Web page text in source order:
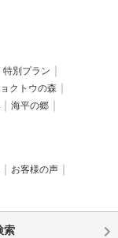
特別プラン
クトウの森
海平の郷
お客様の声
索